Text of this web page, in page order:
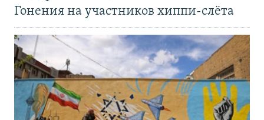
Гонения на участников хиппи-слёта